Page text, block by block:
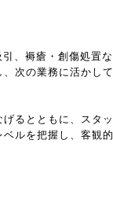
、褥瘡・創傷処置
次の業務に活かして
るとともに、スタ
ルを把握し、客観